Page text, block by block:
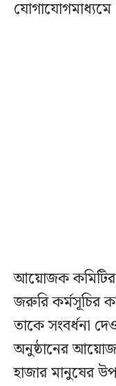
যোগাযোগমাধ্যমে
আয়োজক কমিটির
জরুরি কর্মসূচির
তাকে সংবর্ধনা
অনুষ্ঠানের
হাজার মানুষের